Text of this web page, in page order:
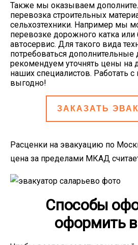
Также мы оказываем
перевозка строительных
сельхозтехники. Например мы
перевозке дорожного катка или
автосервис. Для такого вида
потребоваться
рекомендуем уточнять цены на
наших специалистов. Работать
выгодно!
ЗАКАЗАТЬ
Расценки на эвакуацию по
цена за пределами МКАД
Способы
оформить